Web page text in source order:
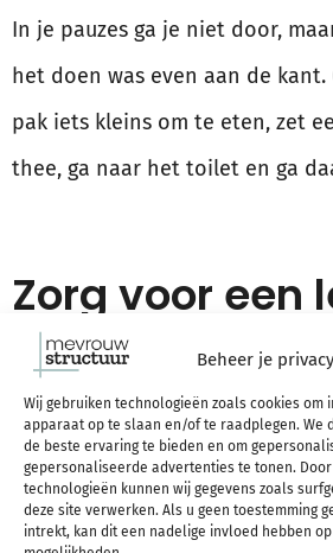
Beheer je privacy
Wij gebruiken technologieën zoals cookies om
apparaat op te slaan en/of te raadplegen. We
de beste ervaring te bieden en om
gepersonaliseerde advertenties te tonen.
technologieën kunnen wij gegevens zoals
deze site verwerken. Als u geen toestemming
intrekt, kan dit een nadelige invloed hebben
In je pauzes ga je niet door,
het doen was even aan de kant.
pak iets kleins om te eten, zet
thee, ga naar het toilet en ga
Zorg voor een
bureau
Hoe minder er in je
snel je afgeleid wordt. Zorg
opgeruimd mogelijk bureau.